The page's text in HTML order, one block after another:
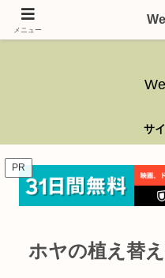
ガーデニング、アウトドア、キャ
サ
PR
ホヤの植え替
メニュー